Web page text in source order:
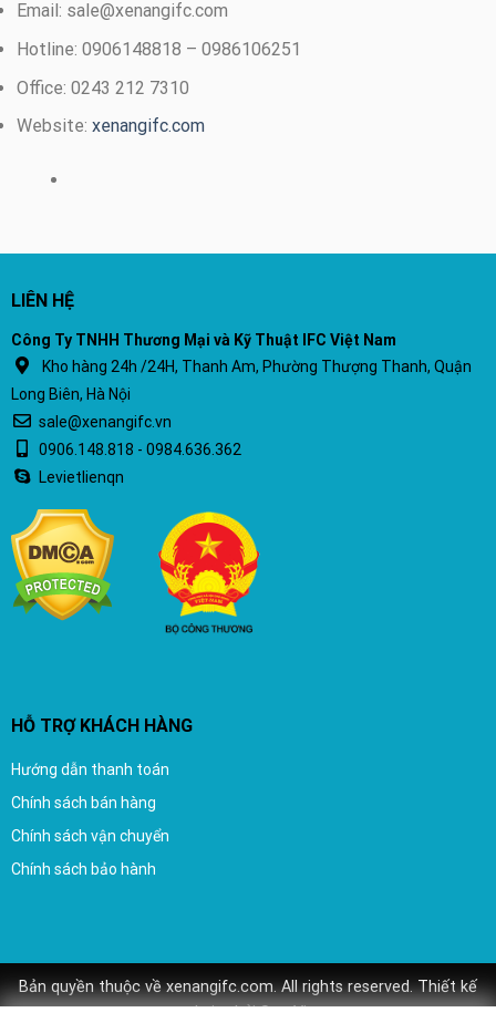
Email: sale@xenangifc.com
Hotline: 0906148818 – 0986106251
Office: 0243 212 7310
Website: xenangifc.com
LIÊN HỆ
Công Ty TNHH Thương Mại và Kỹ Thuật IFC Việt Nam
Kho hàng 24h /24H, Thanh Am, Phường Thượng Thanh, Quận
Long Biên, Hà Nội
sale@xenangifc.vn
0906.148.818 - 0984.636.362
Levietlienqn
HỖ TRỢ KHÁCH HÀNG
Hướng dẫn thanh toán
Chính sách bán hàng
Chính sách vận chuyển
Chính sách bảo hành
Bản quyền thuộc về xenangifc.com. All rights reserved.Thiết kế